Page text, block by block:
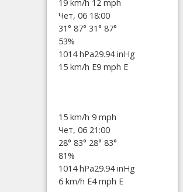
19 km/h 12 mph
Чет, 06 18:00
31° 87° 31° 87°
53%
1014 hPa29.94 inHg
15 km/h E9 mph E
15 km/h 9 mph
Чет, 06 21:00
28° 83° 28° 83°
81%
1014 hPa29.94 inHg
6 km/h E4 mph E